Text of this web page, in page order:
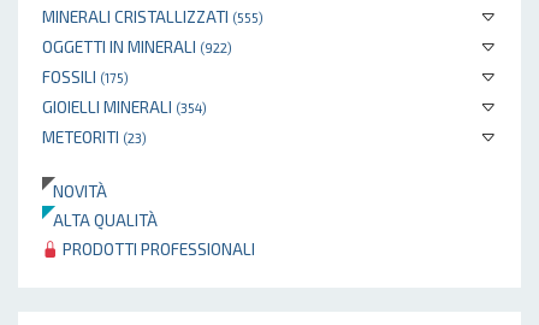
MINERALI CRISTALLIZZATI (555)
OGGETTI IN MINERALI (922)
FOSSILI (175)
GIOIELLI MINERALI (354)
METEORITI (23)
NOVITÀ
ALTA QUALITÀ
PRODOTTI PROFESSIONALI